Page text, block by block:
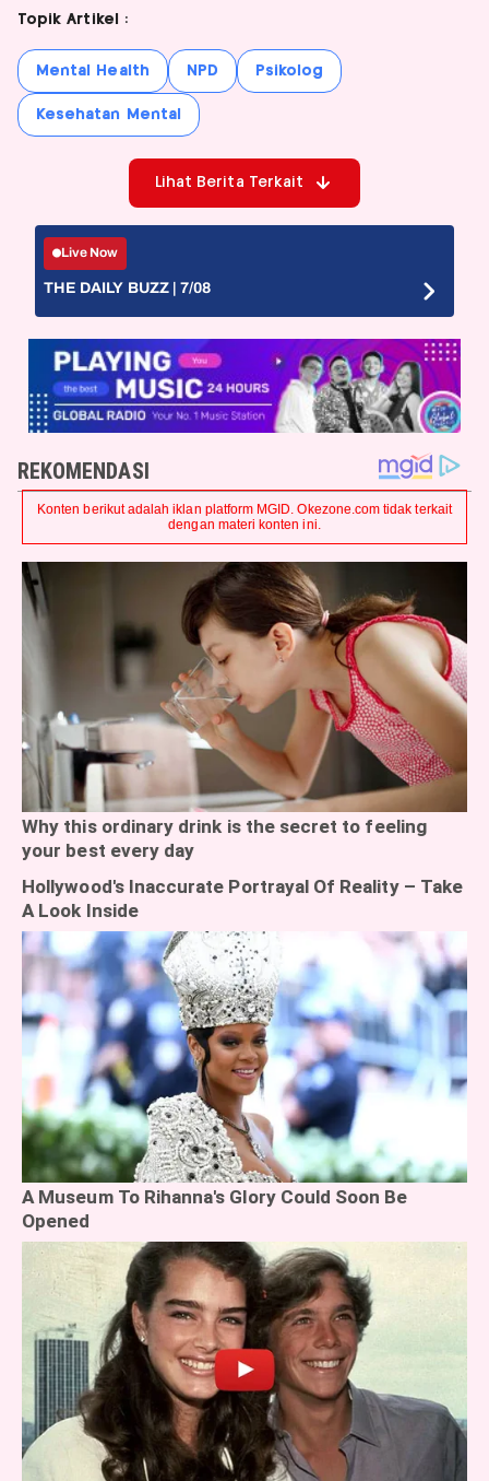
Topik Artikel :
Mental Health NPD Psikolog
Kesehatan Mental
Lihat Berita Terkait
Live Now
THE DAILY BUZZ | 7/08